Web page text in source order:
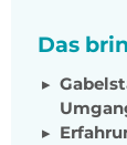
Das